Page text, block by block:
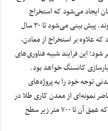
ایجاد می‌شود که استخراج
سنگ‌های با عیار پایین‌تر نیز اقتصادی شوند. پیش بینی می‌شود تا ۳۰ سال
که علاوه بر استخراج از معادن،
شود؛ این فرایند شبیه فناوری‌های
کانسنگ خواهد بود.
توجه خود را به پروژه‌های
نمونه‌ای از معدن کاری طلا در
زیر بستر دریا در کشور چین انجام شده که عمق آن تا ۷۰۰ متر زیر سطح